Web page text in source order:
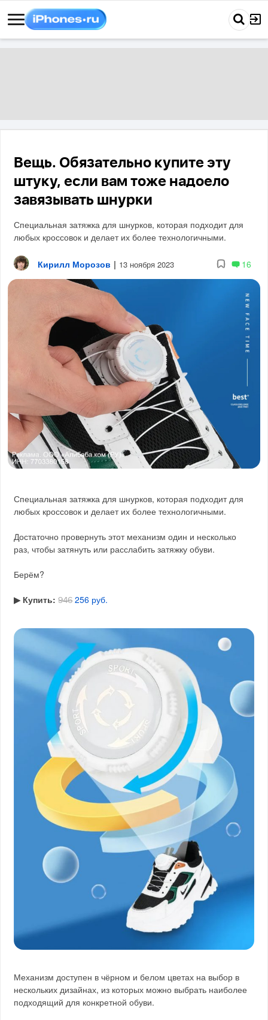
Вещь. Обязательно купите эту
штуку, если вам тоже надоело
завязывать шнурки
Специальная затяжка для шнурков, которая подходит для
любых кроссовок и делает их более технологичными.
Кирилл Морозов | 13 ноября 2023 16
Специальная затяжка для шнурков, которая подходит для
любых кроссовок и делает их более технологичными.
Достаточно провернуть этот механизм один и несколько
раз, чтобы затянуть или расслабить затяжку обуви.
Берём?
▶︎ Купить: 946 256 руб.
Механизм доступен в чёрном и белом цветах на выбор в
нескольких дизайнах, из которых можно выбрать наиболее
подходящий для конкретной обуви.